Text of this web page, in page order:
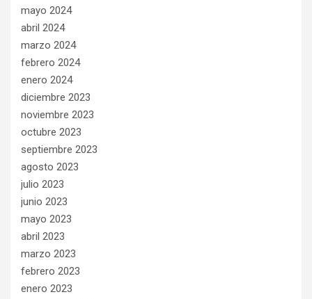
mayo 2024
abril 2024
marzo 2024
febrero 2024
enero 2024
diciembre 2023
noviembre 2023
octubre 2023
septiembre 2023
agosto 2023
julio 2023
junio 2023
mayo 2023
abril 2023
marzo 2023
febrero 2023
enero 2023